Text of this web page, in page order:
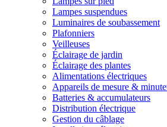
Lampes suspendues
Luminaires de soubassement
Plafonniers
Veilleuses
Éclairage de jardin
Éclairage des plantes
Alimentations électriques
Appareils de mesure &
Batteries & accumulateurs
Distribution électrique
Gestion du câblage